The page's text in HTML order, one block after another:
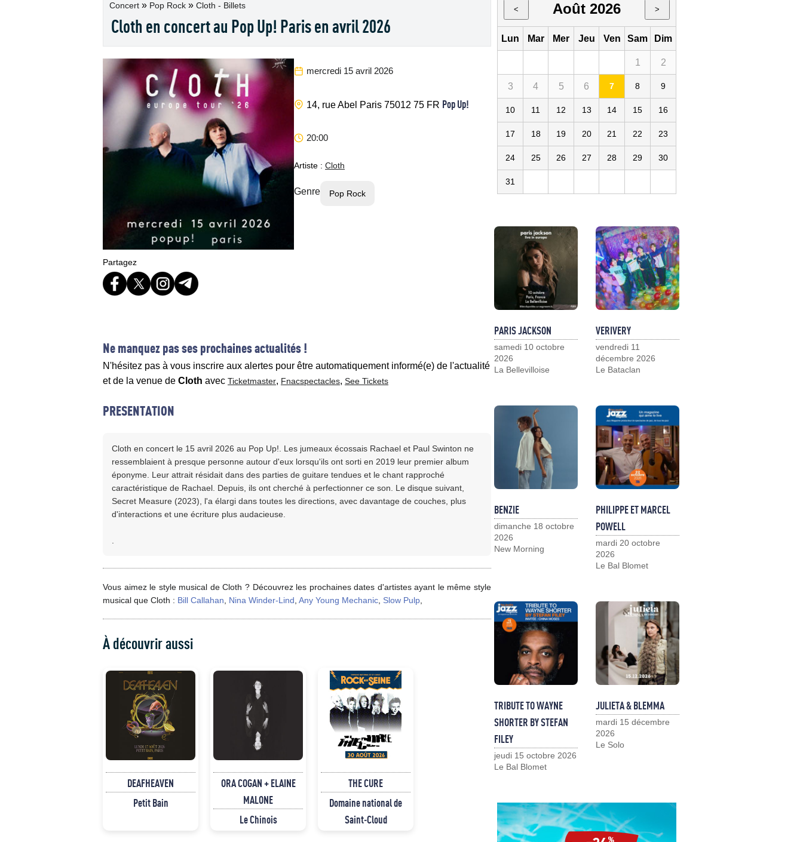
Concert » Pop Rock » Cloth - Billets
Cloth en concert au Pop Up! Paris en avril 2026
mercredi 15 avril 2026
14, rue Abel Paris 75012 75 FR Pop Up!
20:00
Artiste : Cloth
Genre Pop Rock
Partagez
Ne manquez pas ses prochaines actualités !
N'hésitez pas à vous inscrire aux alertes pour être automatiquement informé(e) de l'actualité
et de la venue de Cloth avec Ticketmaster, Fnacspectacles, See Tickets
PRESENTATION
Cloth en concert le 15 avril 2026 au Pop Up!. Les jumeaux écossais Rachael et Paul Swinton ne
ressemblaient à presque personne autour d'eux lorsqu'ils ont sorti en 2019 leur premier album
éponyme. Leur attrait résidait dans des parties de guitare tendues et le chant rapproché
caractéristique de Rachael. Depuis, ils ont cherché à perfectionner ce son. Le disque suivant,
Secret Measure (2023), l'a élargi dans toutes les directions, avec davantage de couches, plus
d'interactions et une écriture plus audacieuse.
Vous aimez le style musical de Cloth ? Découvrez les prochaines dates d'artistes ayant le même style
musical que Cloth : Bill Callahan Nina Winder-Lind Any Young Mechanic Slow Pulp
À découvrir aussi
DEAFHEAVEN
Petit Bain
ORA COGAN + ELAINE
MALONE
Le Chinois
THE CURE
Domaine national de
Saint-Cloud
< Août 2026 >
Lun Mar Mer Jeu Ven Sam Dim
1 2
3 4 5 6 7 8 9
10 11 12 13 14 15 16
17 18 19 20 21 22 23
24 25 26 27 28 29 30
31
PARIS JACKSON
samedi 10 octobre
2026
La Bellevilloise
VERIVERY
vendredi 11
décembre 2026
Le Bataclan
BENZIE
dimanche 18 octobre
2026
New Morning
PHILIPPE ET MARCEL
POWELL
mardi 20 octobre
2026
Le Bal Blomet
TRIBUTE TO WAYNE
SHORTER BY STEFAN
FILEY
jeudi 15 octobre 2026
Le Bal Blomet
JULIETA & BLEMMA
mardi 15 décembre
2026
Le Solo